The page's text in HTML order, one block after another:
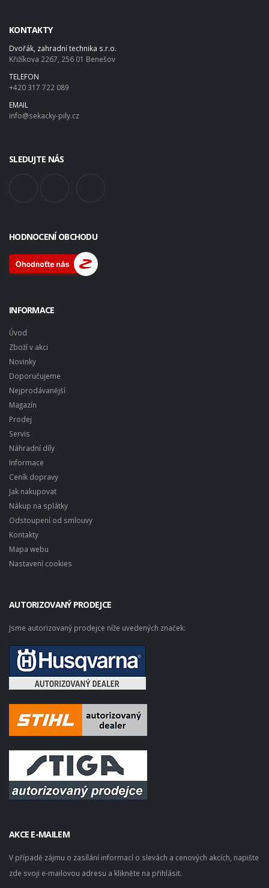
KONTAKTY
Dvořák, zahradní technika s.r.o.
Křižíkova 2267, 256 01 Benešov
TELEFON
+420 317 722 089
EMAIL
info@sekacky-pily.cz
SLEDUJTE NÁS
HODNOCENÍ OBCHODU
INFORMACE
Úvod
Zboží v akci
Novinky
Doporučujeme
Nejprodávanější
Magazín
Prodej
Servis
Náhradní díly
Informace
Ceník dopravy
Jak nakupovat
Nákup na splátky
Odstoupení od smlouvy
Kontakty
Mapa webu
Nastavení cookies
AUTORIZOVANÝ PRODEJCE
Jsme autorizovaný prodejce níže uvedených značek:
AKCE E-MAILEM
V případě zájmu o zasílání informací o slevách a cenových akcích, napište
zde svoji e-mailovou adresu a klikněte na přihlásit.